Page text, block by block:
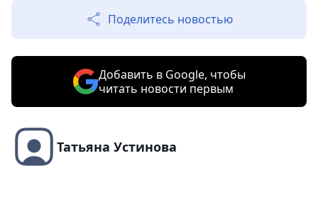
Поделитесь новостью
Добавить в Google, чтобы
читать новости первым
Татьяна Устинова